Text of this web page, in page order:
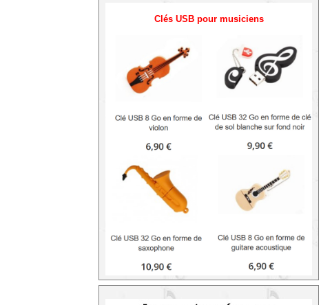
Clés USB pour musiciens